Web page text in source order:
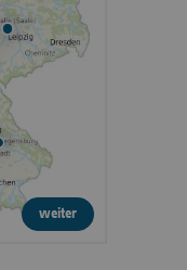
weiter